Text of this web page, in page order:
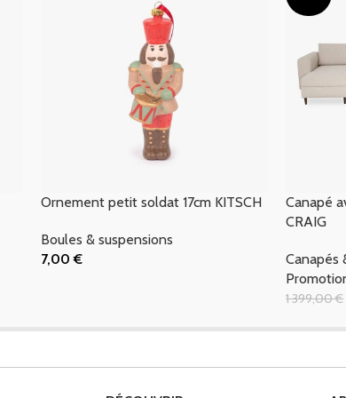
Ornement petit soldat 17cm KITSCH
Boules & suspensions
7,00€
Canapé
CRAIG
Canapés
1 399,00€